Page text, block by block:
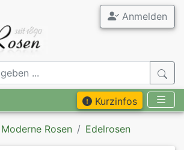
Anmelden
Kurzinfos
Moderne Rosen Edelrosen